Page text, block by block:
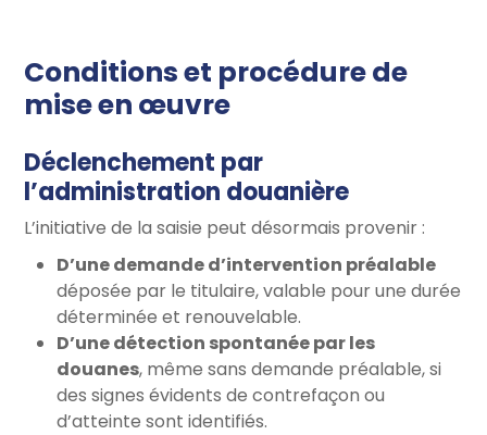
Conditions et procédure de
mise en œuvre
Déclenchement par
l’administration douanière
L’initiative de la saisie peut désormais provenir :
D’une demande d’intervention préalable
déposée par le titulaire, valable pour une durée
déterminée et renouvelable.
D’une détection spontanée par les
douanes, même sans demande préalable, si
des signes évidents de contrefaçon ou
d’atteinte sont identifiés.